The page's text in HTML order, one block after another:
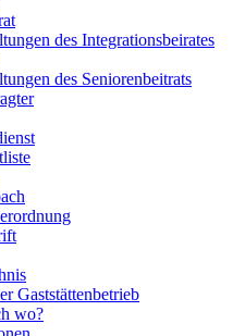
des Integrationsbeirates
des Seniorenbeitrats
Gaststättenbetrieb
wo?